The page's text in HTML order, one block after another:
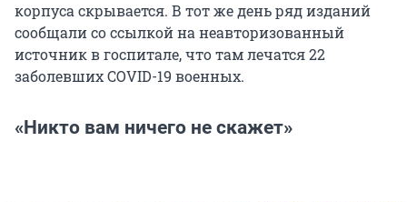
корпуса скрывается. В тот же день ряд изданий
сообщали со ссылкой на неавторизованный
источник в госпитале, что там лечатся 22
заболевших COVID-19 военных.
«Никто вам ничего не скажет»